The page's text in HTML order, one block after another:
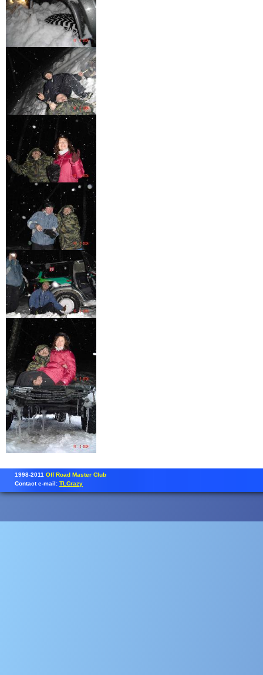
1998-2011 Off Road Master Club
Contact e-mail: TLCrazy